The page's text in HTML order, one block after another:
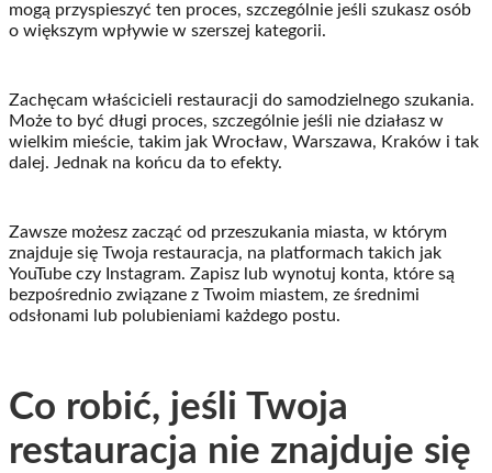
mogą przyspieszyć ten proces, szczególnie jeśli szukasz osób
o większym wpływie w szerszej kategorii.
Zachęcam właścicieli restauracji do samodzielnego szukania.
Może to być długi proces, szczególnie jeśli nie działasz w
wielkim mieście, takim jak Wrocław, Warszawa, Kraków i tak
dalej. Jednak na końcu da to efekty.
Zawsze możesz zacząć od przeszukania miasta, w którym
znajduje się Twoja restauracja, na platformach takich jak
YouTube czy Instagram. Zapisz lub wynotuj konta, które są
bezpośrednio związane z Twoim miastem, ze średnimi
odsłonami lub polubieniami każdego postu.
Co robić, jeśli Twoja
restauracja nie znajduje się